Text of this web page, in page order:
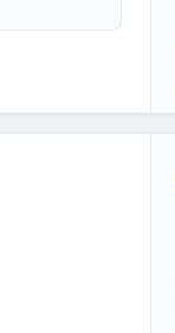
Επιμελητής
πλήθος